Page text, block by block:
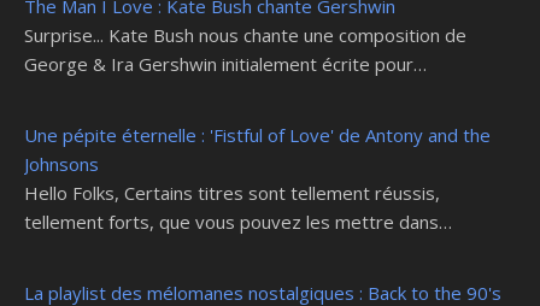
The Man I Love : Kate Bush chante Gershwin
Surprise... Kate Bush nous chante une composition de
George & Ira Gershwin initialement écrite pour…
Une pépite éternelle : 'Fistful of Love' de Antony and the
Johnsons
Hello Folks, Certains titres sont tellement réussis,
tellement forts, que vous pouvez les mettre dans…
La playlist des mélomanes nostalgiques : Back to the 90's